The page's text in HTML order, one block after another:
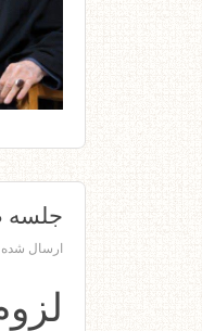
جلسه صد و
ارسال شده